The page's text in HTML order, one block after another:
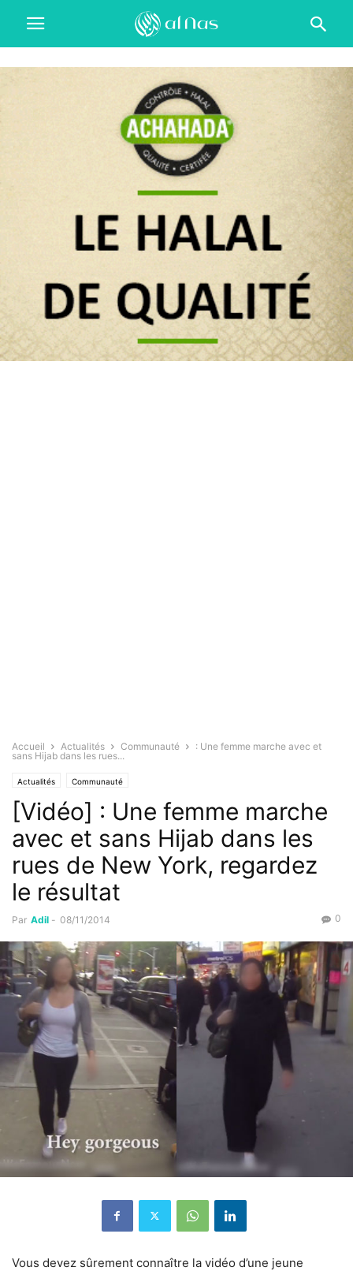
Accueil Actualités Communauté
: Une femme marche avec et
sans Hijab dans les rues...
Actualités Communauté
[Vidéo] : Une femme marche
avec et sans Hijab dans les
rues de New York, regardez
le résultat
Par Adil - 08/11/2014 0
Vous devez sûrement connaître la vidéo d’une jeune